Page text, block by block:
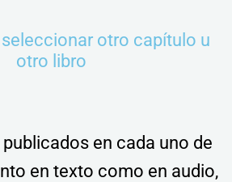
otro capítulo u
otro libro
en cada uno de
en texto como en audio,